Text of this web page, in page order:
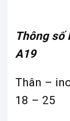
Thông số
A19
Thân –
18 – 25